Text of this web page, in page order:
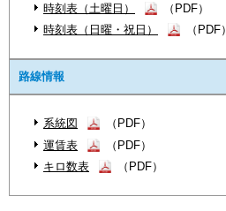
時刻表（土曜日）
（PDF）
時刻表（日曜・祝日）
（PDF）
路線情報
系統図
（PDF）
運賃表
（PDF）
キロ数表
（PDF）